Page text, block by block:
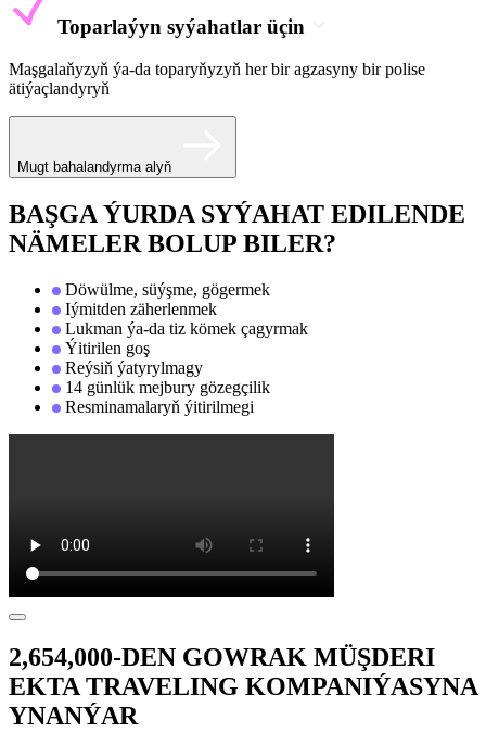
Toparlaýyn syýahatlar üçin
Maşgalaňyzyň ýa-da toparyňyzyň her bir agzasyny bir polise
ätiýaçlandyryň
Mugt bahalandyrma alyň
BAŞGA ÝURDA SYÝAHAT EDILENDE
NÄMELER BOLUP BILER?
Döwülme, süýşme, gögermek
Iýmitden zäherlenmek
Lukman ýa-da tiz kömek çagyrmak
Ýitirilen goş
Reýsiň ýatyrylmagy
14 günlük mejbury gözegçilik
Resminamalaryň ýitirilmegi
2,654,000-DEN GOWRAK MÜŞDERI
EKTA TRAVELING KOMPANIÝASYNA
YNANÝAR